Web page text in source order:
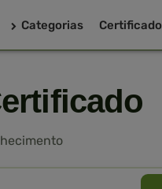
Categorias Certificado